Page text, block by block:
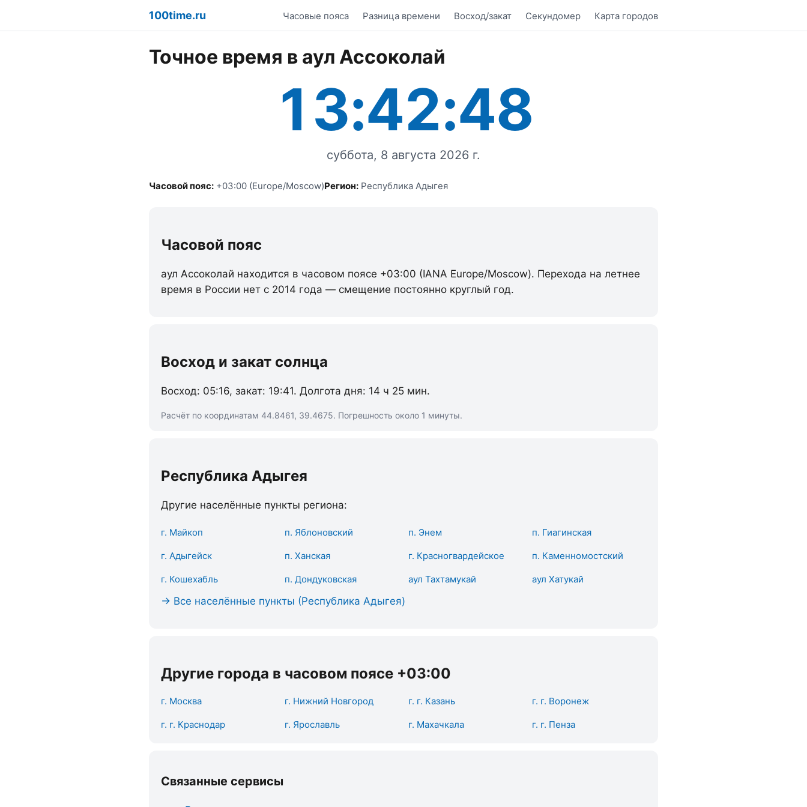
100time.ru Часовые пояса Разница времени Восход/закат Секундомер Карта городов
Точное время в аул Ассоколай
13:42:48
суббота, 8 августа 2026 г.
Часовой пояс: +03:00 (Europe/Moscow)Регион: Республика Адыгея
Часовой пояс
аул Ассоколай находится в часовом поясе +03:00 (IANA Europe/Moscow). Перехода на летнее
время в России нет с 2014 года — смещение постоянно круглый год.
Восход и закат солнца
Восход: 05:16, закат: 19:41. Долгота дня: 14 ч 25 мин.
Расчёт по координатам 44.8461, 39.4675. Погрешность около 1 минуты.
Республика Адыгея
Другие населённые пункты региона:
г. Майкоп п. Яблоновский п. Энем п. Гиагинская
г. Адыгейск п. Ханская г. Красногвардейское п. Каменномостский
г. Кошехабль п. Дондуковская аул Тахтамукай аул Хатукай
→ Все населённые пункты (Республика Адыгея)
Другие города в часовом поясе +03:00
г. Москва г. Нижний Новгород г. г. Казань г. г. Воронеж
г. г. Краснодар г. Ярославль г. Махачкала г. г. Пенза
Связанные сервисы